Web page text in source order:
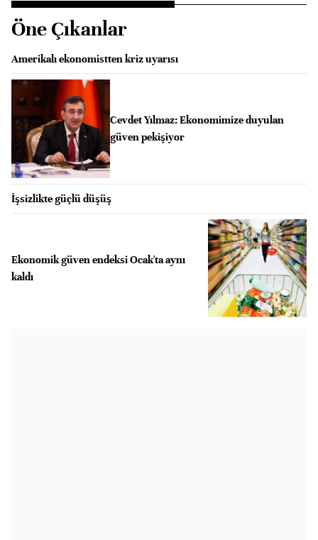
Öne Çıkanlar
Amerikalı ekonomistten kriz uyarısı
Cevdet Yılmaz: Ekonomimize duyulan
güven pekişiyor
İşsizlikte güçlü düşüş
Ekonomik güven endeksi Ocak'ta aynı
kaldı